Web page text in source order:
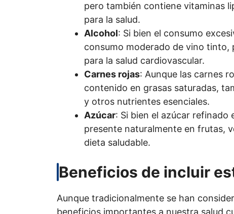
pero también contiene vitaminas
para la salud.
Alcohol: Si bien el consumo
consumo moderado de vino tinto,
para la salud cardiovascular.
Carnes rojas: Aunque las carnes
contenido en grasas saturadas,
y otros nutrientes esenciales.
Azúcar: Si bien el azúcar refinado
presente naturalmente en frutas,
dieta saludable.
Beneficios de incluir
Aunque tradicionalmente se han